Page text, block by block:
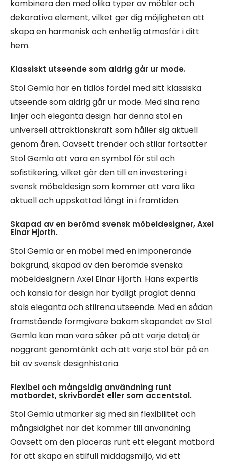
kombinera den med olika typer av möbler och
dekorativa element, vilket ger dig möjligheten att
skapa en harmonisk och enhetlig atmosfär i ditt
hem.
Klassiskt utseende som aldrig går ur mode.
Stol Gemla har en tidlös fördel med sitt klassiska
utseende som aldrig går ur mode. Med sina rena
linjer och eleganta design har denna stol en
universell attraktionskraft som håller sig aktuell
genom åren. Oavsett trender och stilar fortsätter
Stol Gemla att vara en symbol för stil och
sofistikering, vilket gör den till en investering i
svensk möbeldesign som kommer att vara lika
aktuell och uppskattad långt in i framtiden.
Skapad av en berömd svensk möbeldesigner, Axel
Einar Hjorth.
Stol Gemla är en möbel med en imponerande
bakgrund, skapad av den berömde svenska
möbeldesignern Axel Einar Hjorth. Hans expertis
och känsla för design har tydligt präglat denna
stols eleganta och stilrena utseende. Med en sådan
framstående formgivare bakom skapandet av Stol
Gemla kan man vara säker på att varje detalj är
noggrant genomtänkt och att varje stol bär på en
bit av svensk designhistoria.
Flexibel och mångsidig användning runt
matbordet, skrivbordet eller som accentstol.
Stol Gemla utmärker sig med sin flexibilitet och
mångsidighet när det kommer till användning.
Oavsett om den placeras runt ett elegant matbord
för att skapa en stilfull middagsmiljö, vid ett